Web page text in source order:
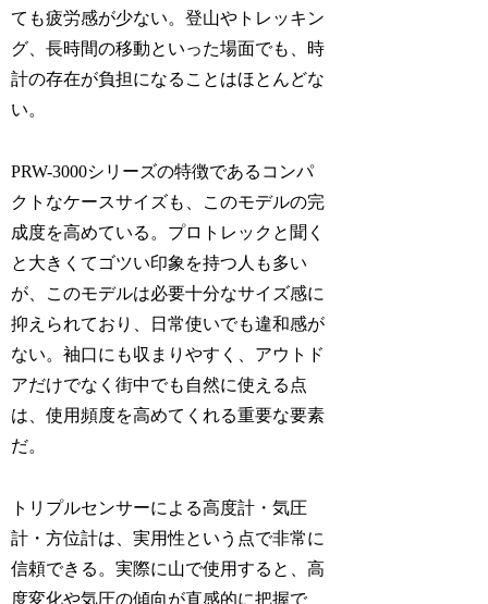
ても疲労感が少ない。登山やトレッキン
グ、長時間の移動といった場面でも、時
計の存在が負担になることはほとんどな
い。
PRW-3000シリーズの特徴であるコンパ
クトなケースサイズも、このモデルの完
成度を高めている。プロトレックと聞く
と大きくてゴツい印象を持つ人も多い
が、このモデルは必要十分なサイズ感に
抑えられており、日常使いでも違和感が
ない。袖口にも収まりやすく、アウトド
アだけでなく街中でも自然に使える点
は、使用頻度を高めてくれる重要な要素
だ。
トリプルセンサーによる高度計・気圧
計・方位計は、実用性という点で非常に
信頼できる。実際に山で使用すると、高
度変化や気圧の傾向が直感的に把握で